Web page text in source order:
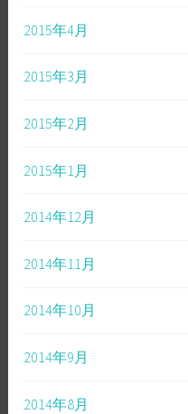
2015年4月
2015年3月
2015年2月
2015年1月
2014年12月
2014年11月
2014年10月
2014年9月
2014年8月